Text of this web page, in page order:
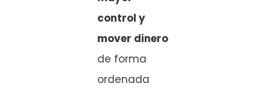
control y
mover dinero
de forma
ordenada